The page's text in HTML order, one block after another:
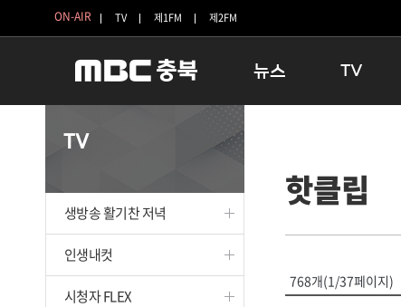
ON-AIR TV 제1FM 제2FM
뉴스
보은
TV
인생내컷
테마기행 길
시청자 FLEX
특집프로그램
TV
생방송 활기찬 저녁
인생내컷
시청자 FLEX
핫클립
768개(1/37페이지)